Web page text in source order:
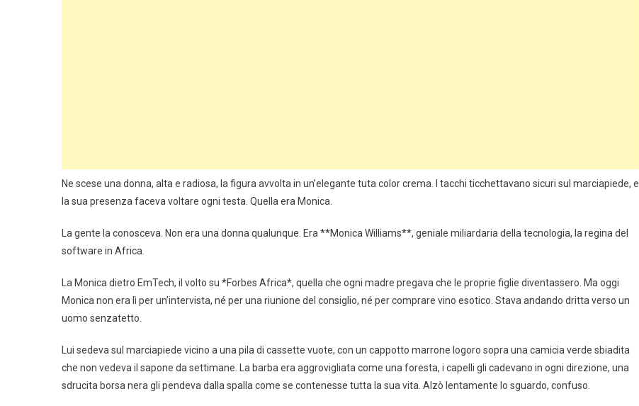
Ne scese una donna, alta e radiosa, la figura avvolta in un’elegante tuta color crema. I tacchi ticchettavano sicuri sul marciapiede, e
la sua presenza faceva voltare ogni testa. Quella era Monica.
La gente la conosceva. Non era una donna qualunque. Era **Monica Williams**, geniale miliardaria della tecnologia, la regina del
software in Africa.
La Monica dietro EmTech, il volto su *Forbes Africa*, quella che ogni madre pregava che le proprie figlie diventassero. Ma oggi
Monica non era lì per un’intervista, né per una riunione del consiglio, né per comprare vino esotico. Stava andando dritta verso un
uomo senzatetto.
Lui sedeva sul marciapiede vicino a una pila di cassette vuote, con un cappotto marrone logoro sopra una camicia verde sbiadita
che non vedeva il sapone da settimane. La barba era aggrovigliata come una foresta, i capelli gli cadevano in ogni direzione, una
sdrucita borsa nera gli pendeva dalla spalla come se contenesse tutta la sua vita. Alzò lentamente lo sguardo, confuso.